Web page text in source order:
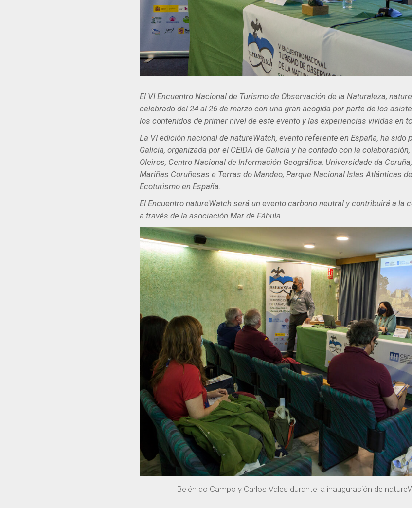
El VI Encuentro Nacional de Turismo de Observación de la Naturaleza,
celebrado del 24 al 26 de marzo con una gran acogida por parte de los
los contenidos de primer nivel de este evento y las experiencias vividas en
La VI edición nacional de natureWatch, evento referente en España, ha sido
Galicia, organizada por el CEIDA de Galicia y ha contado con la
Oleiros, Centro Nacional de Información Geográfica, Universidade da
Mariñas Coruñesas e Terras do Mandeo, Parque Nacional Islas Atlánticas
Ecoturismo en España.
El Encuentro natureWatch será un evento carbono neutral y contribuirá a la
a través de la asociación Mar de Fábula.
Belén do Campo y Carlos Vales durante la inauguración de